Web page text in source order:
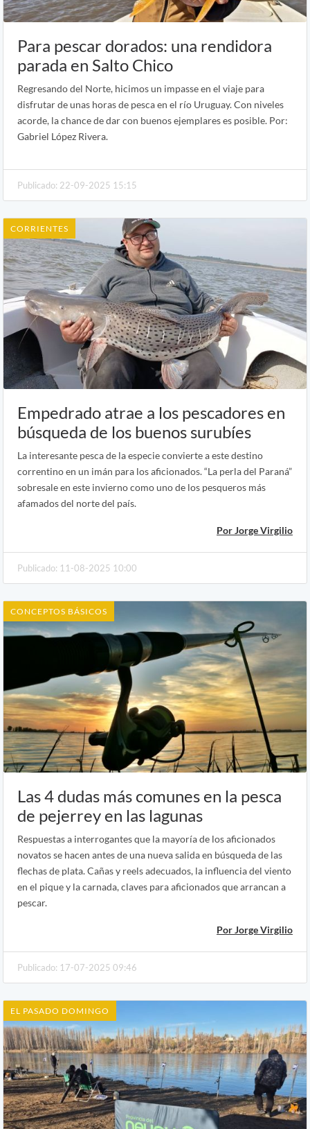
Para pescar dorados: una rendidora
parada en Salto Chico
Regresando del Norte, hicimos un impasse en el viaje para
disfrutar de unas horas de pesca en el río Uruguay. Con niveles
acorde, la chance de dar con buenos ejemplares es posible. Por:
Gabriel López Rivera.
Publicado: 22-09-2025 15:15
CORRIENTES
Empedrado atrae a los pescadores en
búsqueda de los buenos surubíes
La interesante pesca de la especie convierte a este destino
correntino en un imán para los aficionados. “La perla del Paraná”
sobresale en este invierno como uno de los pesqueros más
afamados del norte del país.
Por Jorge Virgilio
Publicado: 11-08-2025 10:00
CONCEPTOS BÁSICOS
Las 4 dudas más comunes en la pesca
de pejerrey en las lagunas
Respuestas a interrogantes que la mayoría de los aficionados
novatos se hacen antes de una nueva salida en búsqueda de las
flechas de plata. Cañas y reels adecuados, la influencia del viento
en el pique y la carnada, claves para aficionados que arrancan a
pescar.
Por Jorge Virgilio
Publicado: 17-07-2025 09:46
EL PASADO DOMINGO